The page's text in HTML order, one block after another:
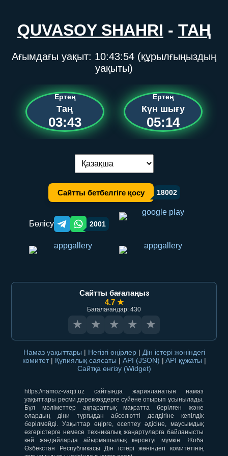
QUVASOY SHAHRI - ТАҢ
Ағымдағы уақыт: 10:43:54 (құрылғыңыздың
уақыты)
Ертең
Таң
03:43
Ертең
Күн шығу
05:14
Тілді ауыстыру:
Сайтты бетбелгіге қосу 18002
Бөлісу Telegram orqali ulashish
WhatsApp orqali ulashish
2001
Сайтты бағалаңыз
4.7 ★
Бағалағандар: 430
★ ★ ★ ★ ★
Намаз уақыттары | Негізгі өңірлер | Дін істері жөніндегі
комитет | Құпиялық саясаты | API (JSON) | API құжаты |
Сайтқа енгізу (Widget)
https://namoz-vaqti.uz сайтында жарияланатын намаз
уақыттары ресми дереккөздерге сүйене отырып ұсынылады.
Бұл мәліметтер ақпараттық мақсатта берілген және
олардың діни тұрғыдан абсолютті дәлдігіне кепілдік
берілмейді. Уақыттар өңірге, есептеу әдісіне, маусымдық
өзгерістерге немесе техникалық жаңартуларға байланысты
кей жағдайларда айырмашылық көрсетуі мүмкін. Жоба
Өзбекстан Республикасы Дін істері жөніндегі комитетінің